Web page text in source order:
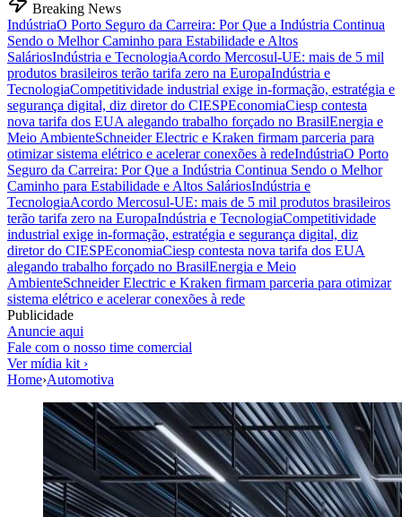
Breaking News
IndústriaO Porto Seguro da Carreira: Por Que a Indústria Continua
Sendo o Melhor Caminho para Estabilidade e Altos
SaláriosIndústria e TecnologiaAcordo Mercosul-UE: mais de 5 mil
produtos brasileiros terão tarifa zero na EuropaIndústria e
TecnologiaCompetitividade industrial exige in-formação, estratégia e
segurança digital, diz diretor do CIESPEconomiaCiesp contesta
nova tarifa dos EUA alegando trabalho forçado no BrasilEnergia e
Meio AmbienteSchneider Electric e Kraken firmam parceria para
otimizar sistema elétrico e acelerar conexões à redeIndústriaO Porto
Seguro da Carreira: Por Que a Indústria Continua Sendo o Melhor
Caminho para Estabilidade e Altos SaláriosIndústria e
TecnologiaAcordo Mercosul-UE: mais de 5 mil produtos brasileiros
terão tarifa zero na EuropaIndústria e TecnologiaCompetitividade
industrial exige in-formação, estratégia e segurança digital, diz
diretor do CIESPEconomiaCiesp contesta nova tarifa dos EUA
alegando trabalho forçado no BrasilEnergia e Meio
AmbienteSchneider Electric e Kraken firmam parceria para otimizar
sistema elétrico e acelerar conexões à rede
Publicidade
Anuncie aqui
Fale com o nosso time comercial
Ver mídia kit ›
Home›Automotiva